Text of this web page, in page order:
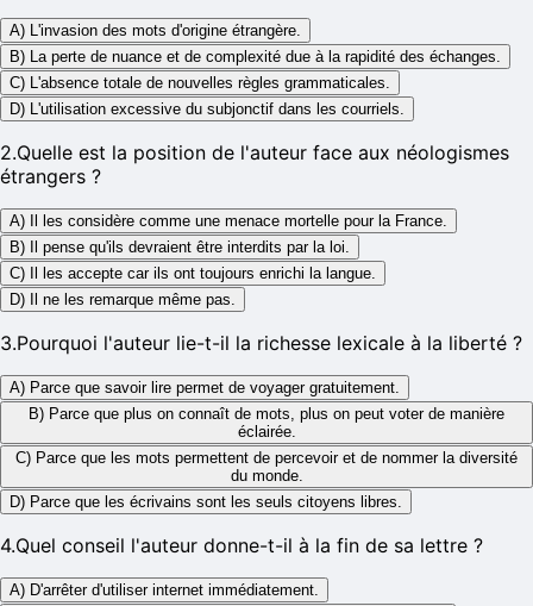
A) L'invasion des mots d'origine étrangère.
B) La perte de nuance et de complexité due à la rapidité des échanges.
C) L'absence totale de nouvelles règles grammaticales.
D) L'utilisation excessive du subjonctif dans les courriels.
2.Quelle est la position de l'auteur face aux néologismes
étrangers ?
A) Il les considère comme une menace mortelle pour la France.
B) Il pense qu'ils devraient être interdits par la loi.
C) Il les accepte car ils ont toujours enrichi la langue.
D) Il ne les remarque même pas.
3.Pourquoi l'auteur lie-t-il la richesse lexicale à la liberté ?
A) Parce que savoir lire permet de voyager gratuitement.
B) Parce que plus on connaît de mots, plus on peut voter de manière
éclairée.
C) Parce que les mots permettent de percevoir et de nommer la diversité
du monde.
D) Parce que les écrivains sont les seuls citoyens libres.
4.Quel conseil l'auteur donne-t-il à la fin de sa lettre ?
A) D'arrêter d'utiliser internet immédiatement.